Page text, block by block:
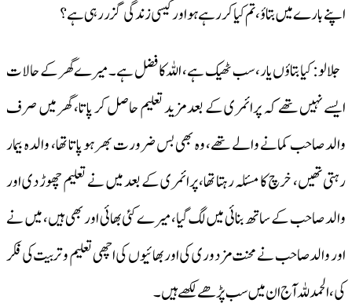
اپنے بارے میں بتاؤ ، تم کیا کر رہے ہو اور کیسی زندگی گزر رہی ہے؟
جلالو: کیا بتاؤں یار، سب ٹھیک ہے، اللہ کا فضل ہے۔ میرے گھر کے حالات
ایسے نہیں تھے کہ پرائمری کے بعد مزید تعلیم حاصل کر پاتا، گھر میں صرف
والد صاحب کمانے والے تھے، وہ بھی بس ضرورت بھر ہو پاتا تھا، والدہ بیمار
رہتی تھیں، خرچ کا مسئلہ رہتا تھا، پرائمری کے بعد میں نے تعلیم چھوڑ دی اور
والد صاحب کے ساتھ بنائی میں لگ گیا، میرے کئی بھائی اور بھی ہیں، میں نے
اور والد صاحب نے محنت مزدوری کی اور بھائیوں کی اچھی تعلیم وتربیت کی فکر
کی، الحمد للہ آج ان میں سب پڑھے لکھے ہیں۔